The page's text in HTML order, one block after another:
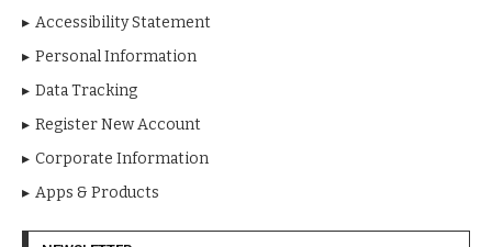
Accessibility Statement
Personal Information
Data Tracking
Register New Account
Corporate Information
Apps & Products